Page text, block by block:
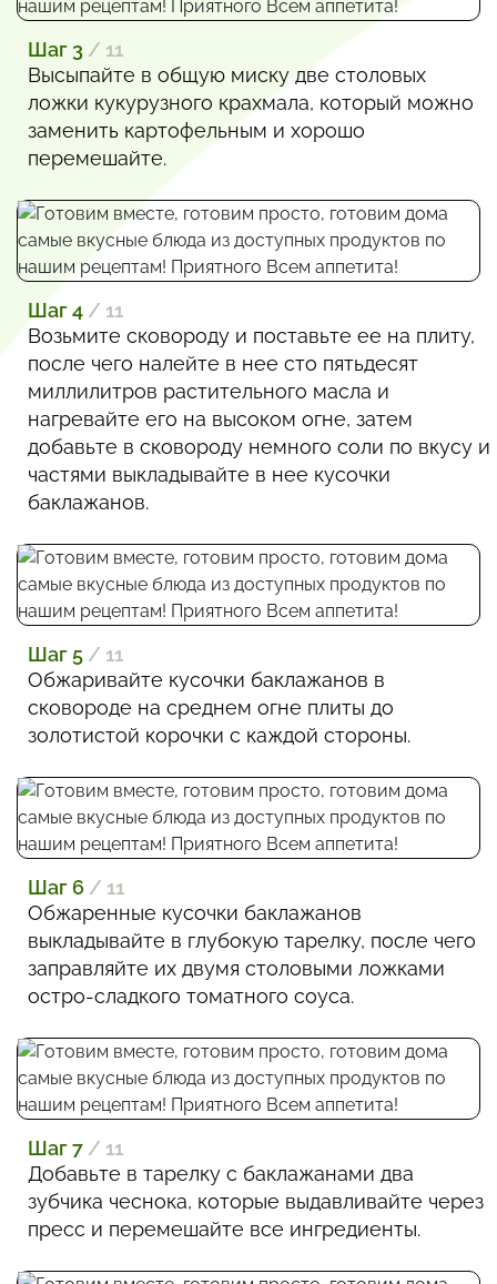
Шаг 3 / 11
Высыпайте в общую миску две столовых
ложки кукурузного крахмала, который можно
заменить картофельным и хорошо
перемешайте.
Шаг 4 / 11
Возьмите сковороду и поставьте ее на плиту,
после чего налейте в нее сто пятьдесят
миллилитров растительного масла и
нагревайте его на высоком огне, затем
добавьте в сковороду немного соли по вкусу и
частями выкладывайте в нее кусочки
баклажанов.
Шаг 5 / 11
Обжаривайте кусочки баклажанов в
сковороде на среднем огне плиты до
золотистой корочки с каждой стороны.
Шаг 6 / 11
Обжаренные кусочки баклажанов
выкладывайте в глубокую тарелку, после чего
заправляйте их двумя столовыми ложками
остро-сладкого томатного соуса.
Шаг 7 / 11
Добавьте в тарелку с баклажанами два
зубчика чеснока, которые выдавливайте через
пресс и перемешайте все ингредиенты.